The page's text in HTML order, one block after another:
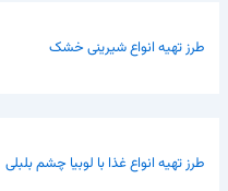
طرز تهیه انواع شیرینی خشک
طرز تهیه انواع غذا با لوبیا چشم بلبلی